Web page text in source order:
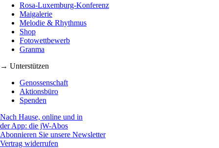
Rosa-Luxemburg-Konferenz
Maigalerie
Melodie & Rhythmus
Shop
Fotowettbewerb
Granma
→ Unterstützen
Genossenschaft
Aktionsbüro
Spenden
Nach Hause, online und in
der App: die jW-Abos
Abonnieren Sie unsere Newsletter
Vertrag widerrufen